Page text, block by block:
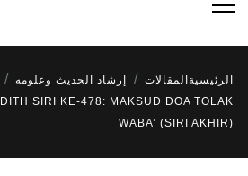
الرئيسية المقالات
إرشاد الحديث وعلومه
SIRI KE-478: MAKSUD DOA TOLAK
WABA’ (SIRI AKHIR)